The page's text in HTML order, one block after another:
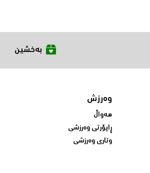
بەخشین
وەرزش
هەواڵ
ڕاپۆرتی وەرزشی
وتاری وەرزشی